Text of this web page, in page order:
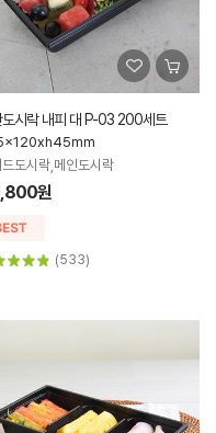
도시락 내피 대 P-03 200세트
드도시락,메인도시락
원
(533)